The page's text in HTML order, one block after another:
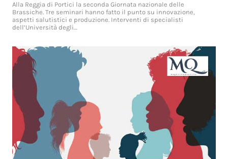
Alla Reggia di Portici la seconda Giornata nazionale delle
Brassiche. Tre seminari hanno fatto il punto su innovazione,
aspetti salutistici e produzione. Interventi di specialisti
dell’Università degli…